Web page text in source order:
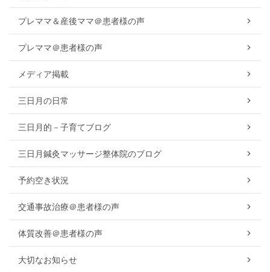
プレママ＆産後ママ＠患者様の声
プレママ＠患者様の声
メディア掲載
三日月の日常
三日月的－子育てブログ
三日月鍼灸マッサージ整体院のブログ
予約空き状況
交通事故治療＠患者様の声
体質改善＠患者様の声
大切なお知らせ